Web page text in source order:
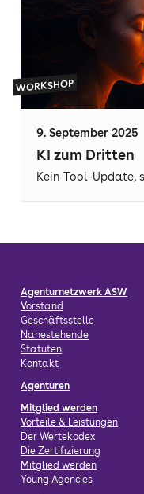
WORKSHOP
9. September 2025
KI zum Dritten
Kein Tool-Update,
Agenturnetzwerk ASW
Vorstand
Geschäftsstelle
Nahestehende
Statuten
Kontakt
Agenturen
Mitglied werden
Vorteile & Leistungen
Der Wertekodex
Die Zertifizierung
Mitglied werden
Young Agencies